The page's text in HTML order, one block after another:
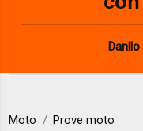
Moto Prove moto